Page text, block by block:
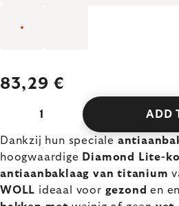
83,29 €
ADD
Dankzij hun speciale
hoogwaardige Diamond Lite-
antiaanbaklaag van titanium
WOLL ideaal voor gezond en